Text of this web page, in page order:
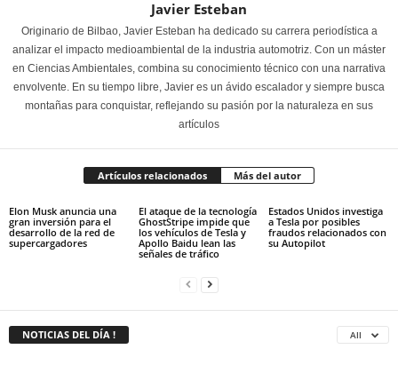
Javier Esteban
Originario de Bilbao, Javier Esteban ha dedicado su carrera periodística a
analizar el impacto medioambiental de la industria automotriz. Con un máster
en Ciencias Ambientales, combina su conocimiento técnico con una narrativa
envolvente. En su tiempo libre, Javier es un ávido escalador y siempre busca
montañas para conquistar, reflejando su pasión por la naturaleza en sus
artículos
Artículos relacionados Más del autor
Elon Musk anuncia una
gran inversión para el
desarrollo de la red de
supercargadores
El ataque de la tecnología
GhostStripe impide que
los vehículos de Tesla y
Apollo Baidu lean las
señales de tráfico
Estados Unidos investiga
a Tesla por posibles
fraudos relacionados con
su Autopilot
NOTICIAS DEL DÍA ! All